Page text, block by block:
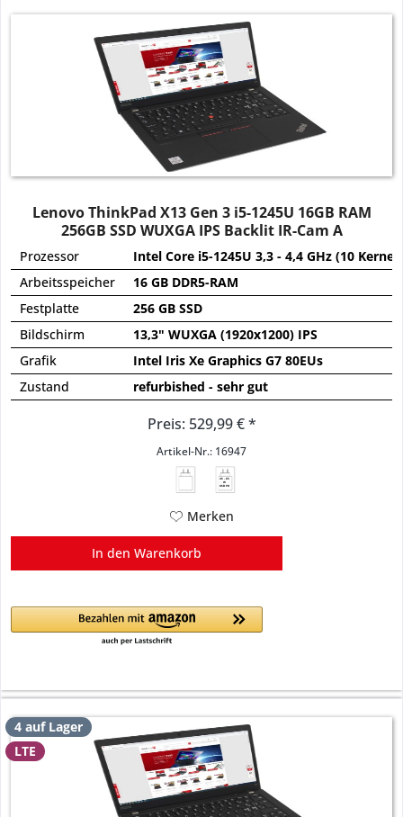
Lenovo ThinkPad X13 Gen 3 i5-1245U 16GB RAM
256GB SSD WUXGA IPS Backlit IR-Cam A
Prozessor
Intel Core i5-1245U 3,3 - 4,4 GHz (10 Kerne)
Arbeitsspeicher
16 GB DDR5-RAM
Festplatte
256 GB SSD
Bildschirm
13,3" WUXGA (1920x1200) IPS
Grafik
Intel Iris Xe Graphics G7 80EUs
Zustand
refurbished - sehr gut
Preis: 529,99 € *
Artikel-Nr.: 16947
45 - 65
W
USB PD
Merken
In den Warenkorb
4 auf Lager
LTE